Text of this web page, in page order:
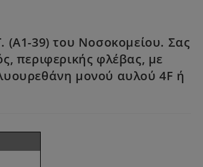
(Α1-39) του Νοσοκομείου. Σας
περιφερικής φλέβας, με
μονού αυλού 4F ή